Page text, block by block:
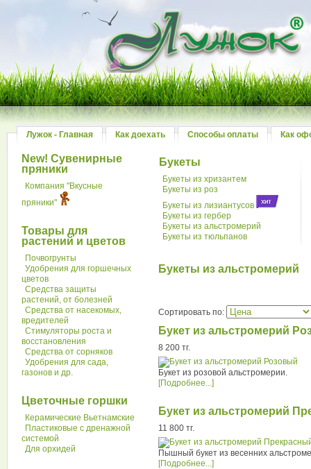
Лужок - Главная Как доехать Способы оплаты Как
New! Сувенирные
пряники
Компания "Вкусные
пряники"
Товары для
растений и цветов
Почвогрунты
Удобрения для горшечных
цветов
Средства защиты
растений, от болезней
Средства от насекомых,
вредителей
Стимуляторы роста и
восстановления
Средства от сорняков
Удобрения для сада,
газонов и др.
Цветочные горшки
Керамические Вьетнамские
Пластиковые с дренажной
системой
Для орхидей
Букеты
Букеты из хризантем
Букеты из роз
Букеты из лизиантусов
Букеты из гербер
Букеты из альстромерий
Букеты из тюльпанов
Букеты из альстромерий
Сортировать по:
Букет из альстромерий
8 200 тг.
Букет из розовой альстромерии.
[Подробнее...]
Букет из альстромерий
11 800 тг.
Пышный букет из весенних
[Подробнее...]